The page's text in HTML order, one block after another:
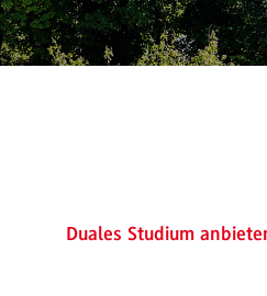
Duales Studium